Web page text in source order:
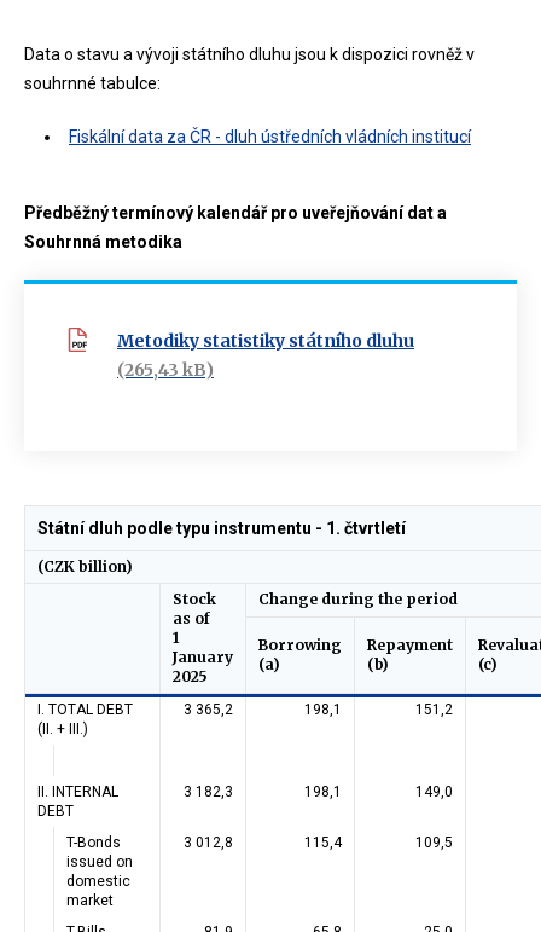
Data o stavu a vývoji státního dluhu jsou k dispozici rovněž v
souhrnné tabulce:
Fiskální data za ČR - dluh ústředních vládních institucí
Předběžný termínový kalendář pro uveřejňování dat a
Souhrnná metodika
Metodiky statistiky státního dluhu
(265,43 kB)
Státní dluh podle typu instrumentu - 1. čtvrtletí
(CZK billion)
Stock
as of
1
January
2025
Change during the period
Borrowing
(a)
Repayment
(b)
(c)
I. TOTAL DEBT
(II. + III.)
3 365,2 198,1 151,2
II. INTERNAL
DEBT
3 182,3 198,1 149,0
T-Bonds
issued on
domestic
market
3 012,8 115,4 109,5